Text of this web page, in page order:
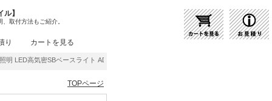
】
取付方法もご紹介。
り カートを見る
LED高気密SBベースライト AD54735 | 商品紹介 | 照明器具の通販・インテリア照明の通
TOPページ